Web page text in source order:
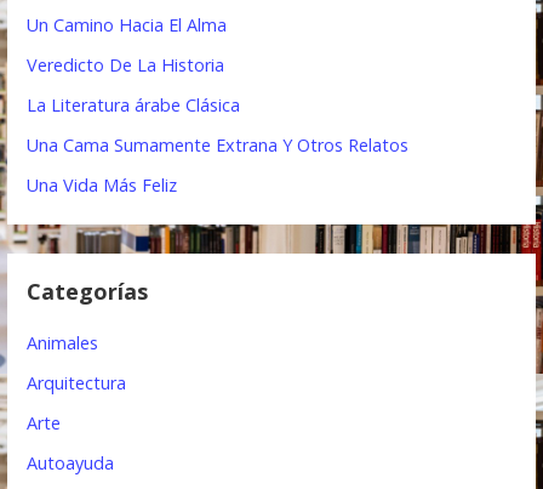
a
ó
n
d
n
Un Camino Hacia El Alma
Veredicto De La Historia
La Literatura árabe Clásica
Una Cama Sumamente Extrana Y Otros Relatos
Una Vida Más Feliz
Categorías
Animales
Arquitectura
Arte
Autoayuda